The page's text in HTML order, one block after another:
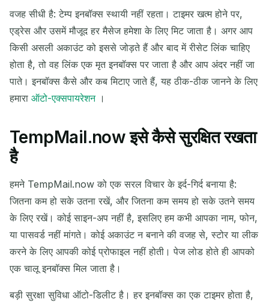
वजह सीधी है: टेम्प इनबॉक्स स्थायी नहीं रहता। टाइमर खत्म होने पर,
एड्रेस और उसमें मौजूद हर मैसेज हमेशा के लिए मिट जाता है। अगर आप
किसी असली अकाउंट को इससे जोड़ते हैं और बाद में रीसेट लिंक चाहिए
होता है, तो वह लिंक एक मृत इनबॉक्स पर जाता है और आप अंदर नहीं जा
पाते। इनबॉक्स कैसे और कब मिटाए जाते हैं, यह ठीक-ठीक जानने के लिए
हमारा ऑटो-एक्सपायरेशन।
TempMail.now इसे कैसे सुरक्षित रखता
है
हमने TempMail.now को एक सरल विचार के इर्द-गिर्द बनाया है:
जितना कम हो सके उतना रखें, और जितना कम समय हो सके उतने समय
के लिए रखें। कोई साइन-अप नहीं है, इसलिए हम कभी आपका नाम, फोन,
या पासवर्ड नहीं मांगते। कोई अकाउंट न बनाने की वजह से, स्टोर या लीक
करने के लिए आपकी कोई प्रोफाइल नहीं होती। पेज लोड होते ही आपको
एक चालू इनबॉक्स मिल जाता है।
बड़ी सुरक्षा सुविधा ऑटो-डिलीट है। हर इनबॉक्स का एक टाइमर होता है,